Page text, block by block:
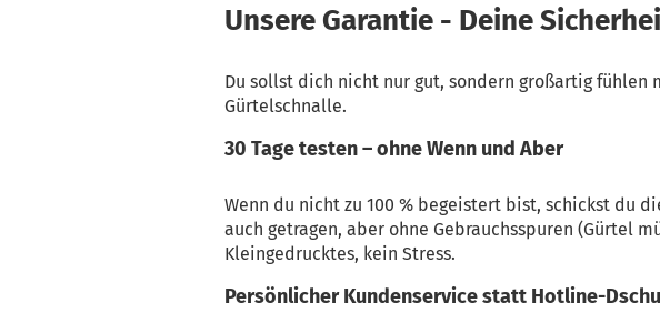
Unsere Garantie - Deine
Du sollst dich nicht nur gut, sondern großartig fühlen
Gürtelschnalle.
30 Tage testen – ohne Wenn und Aber
Wenn du nicht zu 100 % begeistert bist, schickst du
auch getragen, aber ohne Gebrauchsspuren (Gürtel
Kleingedrucktes, kein Stress.
Persönlicher Kundenservice statt Hotline-